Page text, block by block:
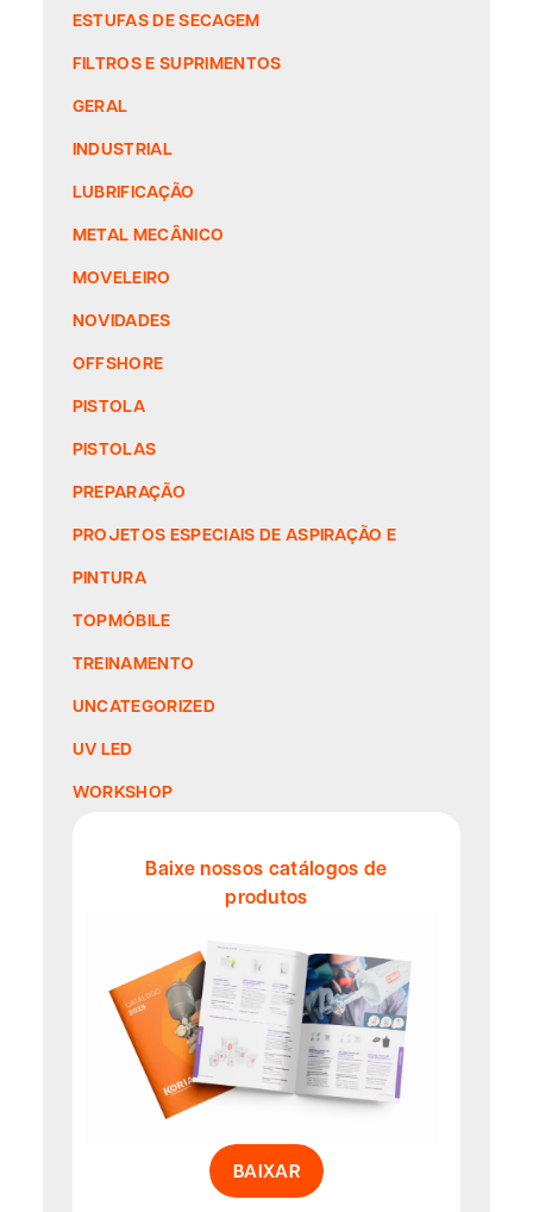
ESTUFAS DE SECAGEM
FILTROS E SUPRIMENTOS
GERAL
INDUSTRIAL
LUBRIFICAÇÃO
METAL MECÂNICO
MOVELEIRO
NOVIDADES
OFFSHORE
PISTOLA
PISTOLAS
PREPARAÇÃO
PROJETOS ESPECIAIS DE ASPIRAÇÃO E
PINTURA
TOPMÓBILE
TREINAMENTO
UNCATEGORIZED
UV LED
WORKSHOP
Baixe nossos catálogos de
produtos
BAIXAR